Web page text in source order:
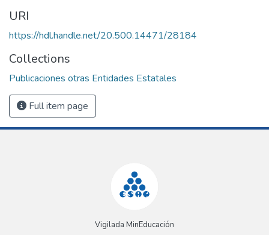
URI
https://hdl.handle.net/20.500.14471/28184
Collections
Publicaciones otras Entidades Estatales
Full item page
Vigilada MinEducación